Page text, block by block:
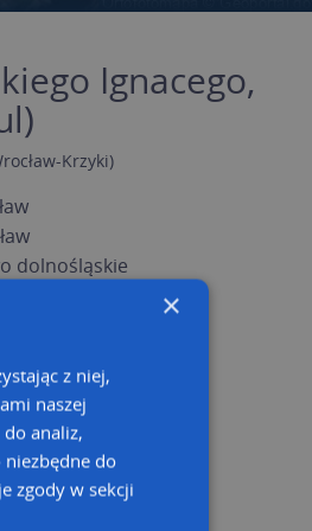
Ignacego,
Krzyki)
dolnośląskie
×
z niej,
naszej
analiz,
do
zgody w sekcji